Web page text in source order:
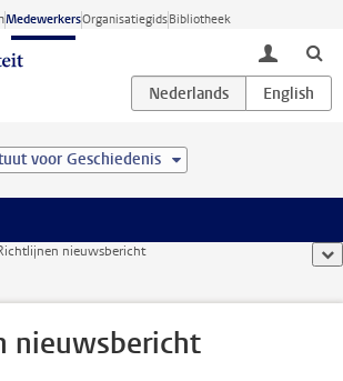
MedewerkersOrganisatiegidsBibliotheek
toggle
voor Geschiedenis
nieuwsbericht
nieuwsbericht